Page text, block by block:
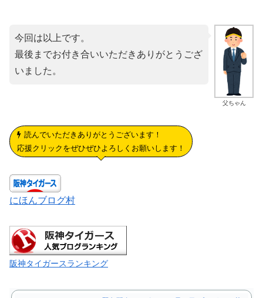
父ちゃん
今回は以上です。
最後までお付き合いいただきありがとうござ
いました。
読んでいただきありがとうございます！
応援クリックをぜひぜひよろしくお願いします！
にほんブログ村
阪神タイガースランキング